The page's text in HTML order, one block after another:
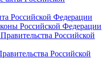
Российской Федерации
Российской Федерации
Российской
Российской